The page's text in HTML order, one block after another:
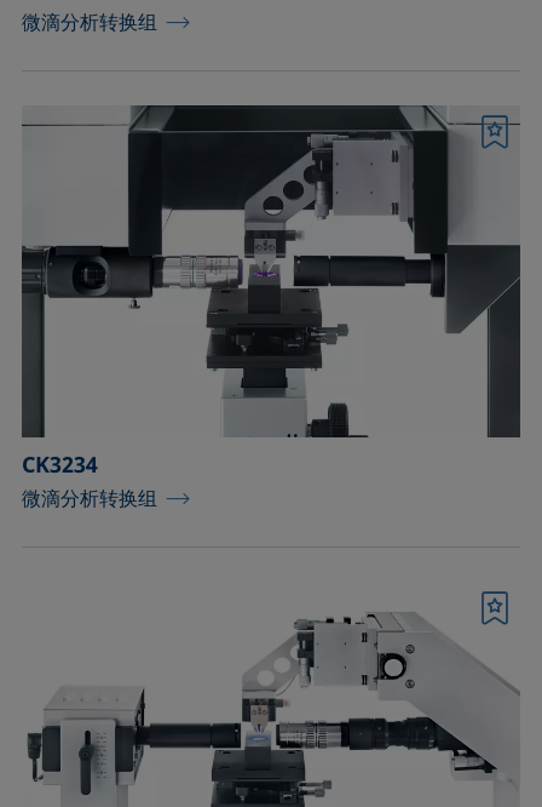
微滴分析转换组
CK3234
微滴分析转换组
书签